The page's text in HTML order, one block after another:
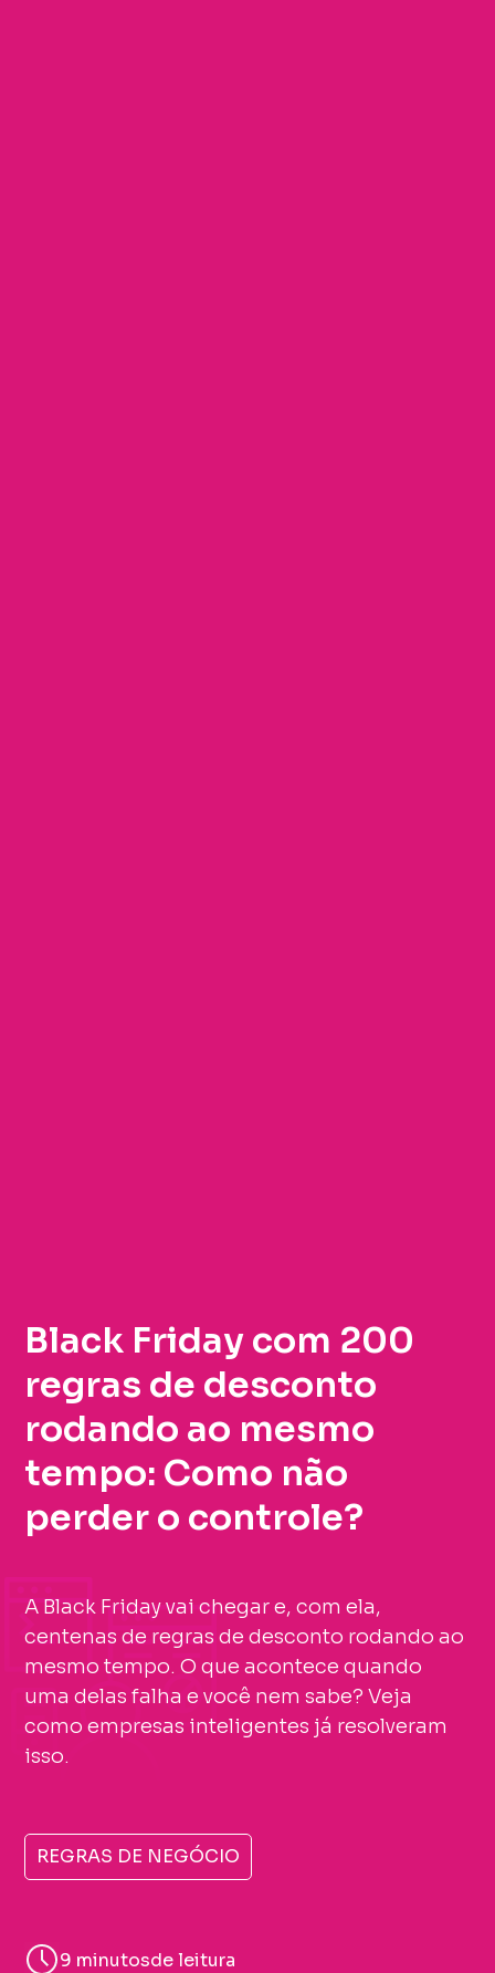
Black Friday com 200
regras de desconto
rodando ao mesmo
tempo: Como não
perder o controle?
A Black Friday vai chegar e, com ela,
centenas de regras de desconto rodando ao
mesmo tempo. O que acontece quando
uma delas falha e você nem sabe? Veja
como empresas inteligentes já resolveram
isso.
REGRAS DE NEGÓCIO
9 minutosde leitura